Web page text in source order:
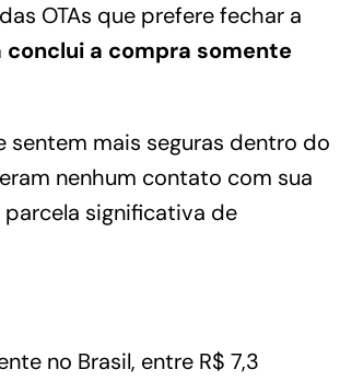
OTAs que prefere fechar a
conclui a compra somente
sentem mais seguras dentro do
nenhum contato com sua
parcela significativa de
no Brasil, entre R$ 7,3